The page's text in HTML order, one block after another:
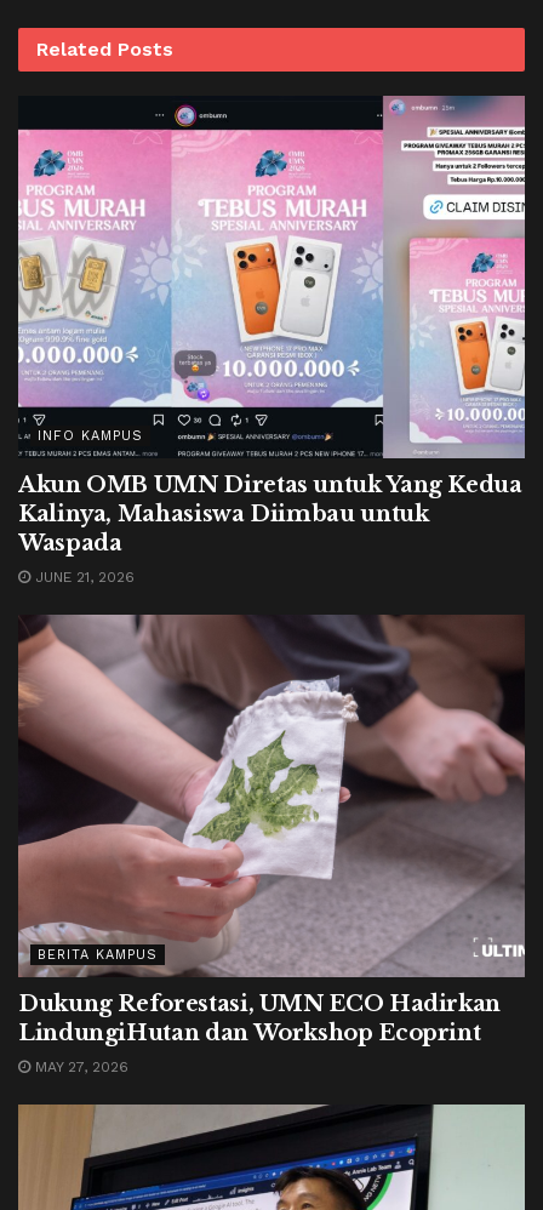
Related Posts
INFO KAMPUS
Akun OMB UMN Diretas untuk Yang Kedua
Kalinya, Mahasiswa Diimbau untuk
Waspada
JUNE 21, 2026
BERITA KAMPUS
Dukung Reforestasi, UMN ECO Hadirkan
LindungiHutan dan Workshop Ecoprint
MAY 27, 2026